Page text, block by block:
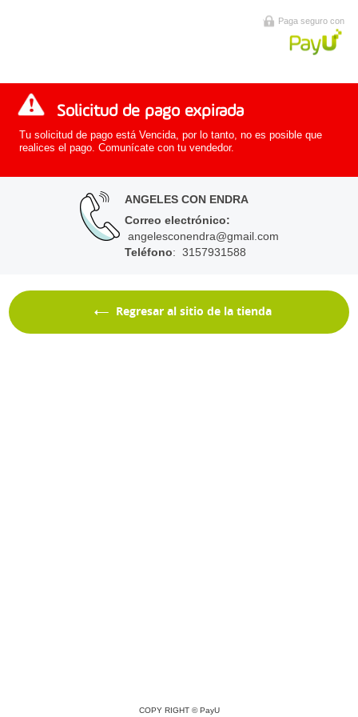
Paga seguro con
Solicitud de pago expirada
Tu solicitud de pago está Vencida, por lo tanto, no es posible que
realices el pago. Comunícate con tu vendedor.
ANGELES CON ENDRA
Correo electrónico:
angelesconendra@gmail.com
Teléfono: 3157931588
Regresar al sitio de la tienda
COPY RIGHT ©PayU